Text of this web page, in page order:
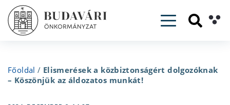
Toggle
Főoldal / Elismerések a közbiztonságért dolgozóknak
– Köszönjük az áldozatos munkát!